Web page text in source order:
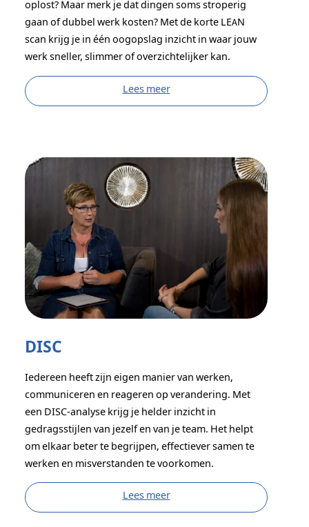
oplost? Maar merk je dat dingen soms stroperig
gaan of dubbel werk kosten? Met de korte LEAN
scan krijg je in één oogopslag inzicht in waar jouw
werk sneller, slimmer of overzichtelijker kan.
Lees meer
DISC
Iedereen heeft zijn eigen manier van werken,
communiceren en reageren op verandering. Met
een DISC-analyse krijg je helder inzicht in
gedragsstijlen van jezelf en van je team. Het helpt
om elkaar beter te begrijpen, effectiever samen te
werken en misverstanden te voorkomen.
Lees meer